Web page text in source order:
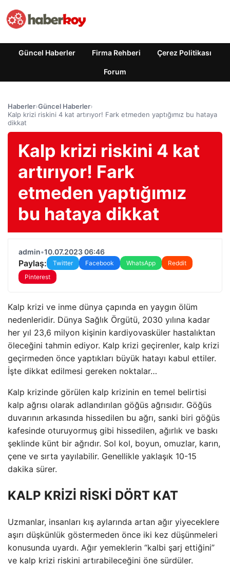
Güncel Haberler Firma Rehberi Çerez Politikası
Forum
Haberler›Güncel Haberler›
Kalp krizi riskini 4 kat artırıyor! Fark etmeden yaptığımız bu hataya
dikkat
Kalp krizi riskini 4 kat
artırıyor! Fark
etmeden yaptığımız
bu hataya dikkat
admin•10.07.2023 06:46
Paylaş: Twitter Facebook WhatsApp
Reddit
Pinterest
Kalp krizi ve inme dünya çapında en yaygın ölüm
nedenleridir. Dünya Sağlık Örgütü, 2030 yılına kadar
her yıl 23,6 milyon kişinin kardiyovasküler hastalıktan
öleceğini tahmin ediyor. Kalp krizi geçirenler, kalp krizi
geçirmeden önce yaptıkları büyük hatayı kabul ettiler.
İşte dikkat edilmesi gereken noktalar…
Kalp krizinde görülen kalp krizinin en temel belirtisi
kalp ağrısı olarak adlandırılan göğüs ağrısıdır. Göğüs
duvarının arkasında hissedilen bu ağrı, sanki biri göğüs
kafesinde oturuyormuş gibi hissedilen, ağırlık ve baskı
şeklinde künt bir ağrıdır. Sol kol, boyun, omuzlar, karın,
çene ve sırta yayılabilir. Genellikle yaklaşık 10-15
dakika sürer.
KALP KRİZİ RİSKİ DÖRT KAT
Uzmanlar, insanları kış aylarında artan ağır yiyeceklere
aşırı düşkünlük göstermeden önce iki kez düşünmeleri
konusunda uyardı. Ağır yemeklerin “kalbi şarj ettiğini”
ve kalp krizi riskini artırabileceğini öne sürdüler.